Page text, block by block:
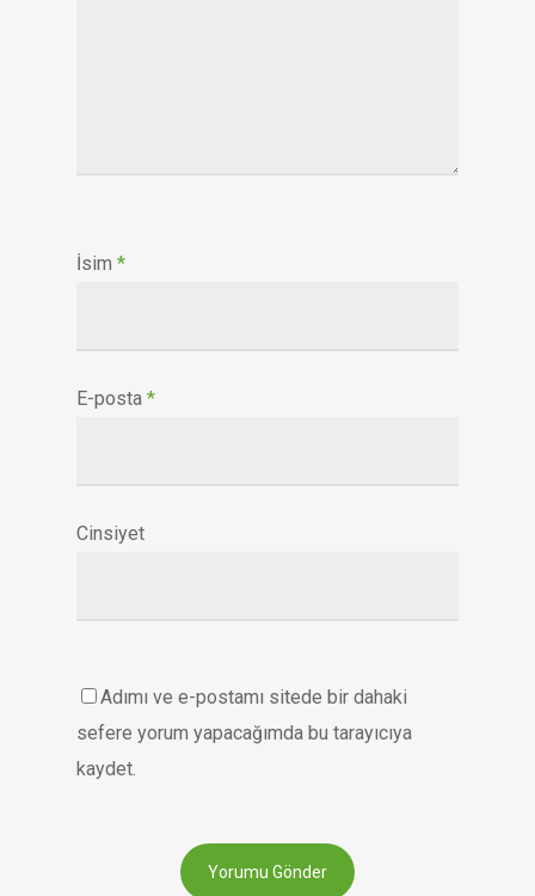
İsim *
E-posta *
Cinsiyet
Adımı ve e-postamı sitede bir dahaki
sefere yorum yapacağımda bu tarayıcıya
kaydet.